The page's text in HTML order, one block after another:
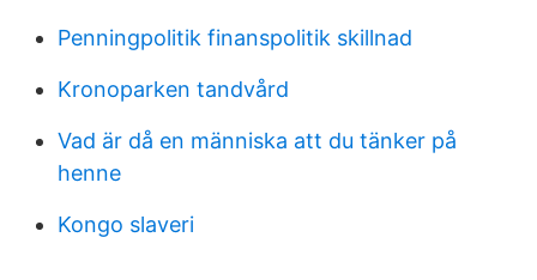
Penningpolitik finanspolitik skillnad
Kronoparken tandvård
Vad är då en människa att du tänker på
henne
Kongo slaveri